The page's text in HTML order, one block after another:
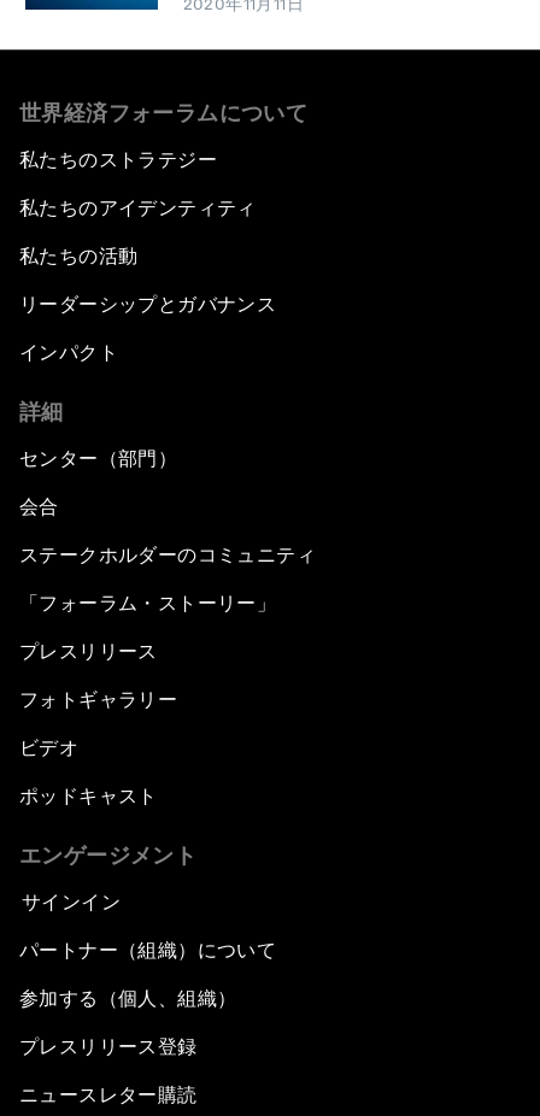
2020年11月11日
世界経済フォーラムについて
私たちのストラテジー
私たちのアイデンティティ
私たちの活動
リーダーシップとガバナンス
インパクト
詳細
センター（部門）
会合
ステークホルダーのコミュニティ
「フォーラム・ストーリー」
プレスリリース
フォトギャラリー
ビデオ
ポッドキャスト
エンゲージメント
サインイン
パートナー（組織）について
参加する（個人、組織）
プレスリリース登録
ニュースレター購読